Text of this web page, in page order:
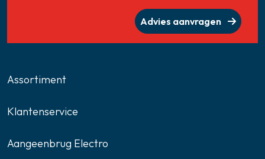
Advies aanvragen
Assortiment
Klantenservice
Aangeenbrug Electro